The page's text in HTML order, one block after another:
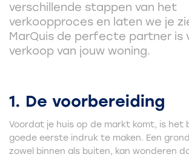
verschillende stappen van het
verkoopproces en laten we je
MarQuis de perfecte partner is
verkoop van jouw woning.
1. De voorbereiding
Voordat je huis op de markt komt, is het
goede eerste indruk te maken. Een
zowel binnen als buiten, kan wonderen